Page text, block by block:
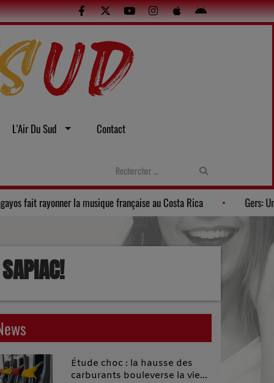
L'Air Du Sud Contact
La Banda Los Pagayos fait rayonner la musique française
Étude choc : la hausse des
carburants bouleverse la vie